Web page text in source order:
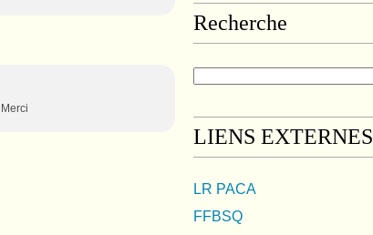
Recherche
LIENS EXTERNES
LR PACA
FFBSQ